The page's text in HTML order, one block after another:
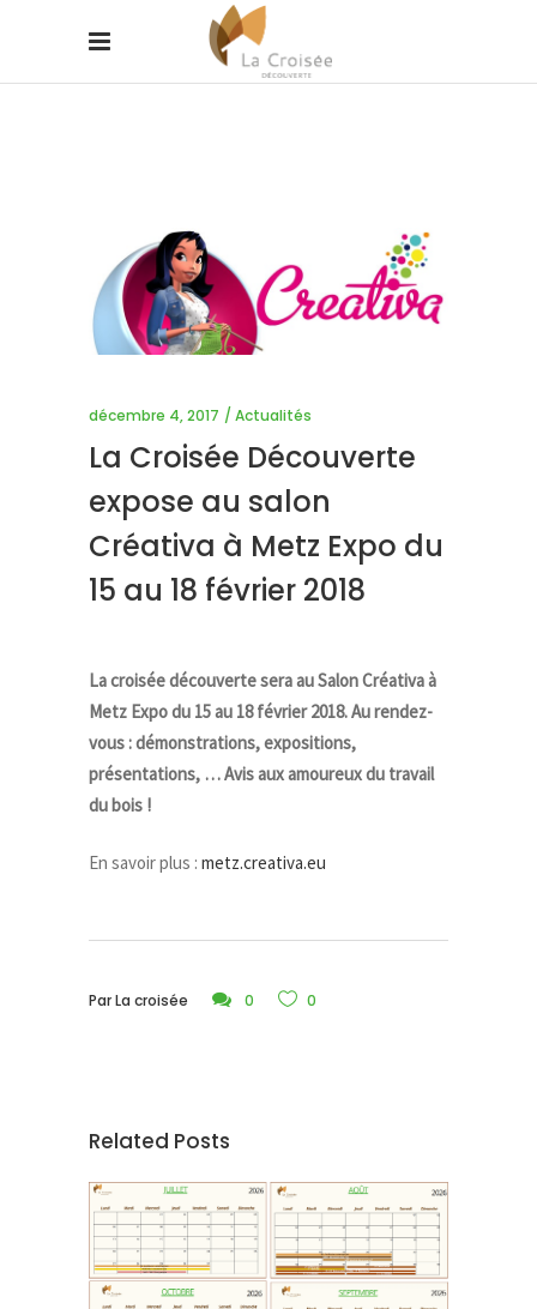
décembre 4, 2017 Actualités
La Croisée Découverte
expose au salon
Créativa à Metz Expo du
15 au 18 février 2018
La croisée découverte sera au Salon Créativa à
Metz Expo du 15 au 18 février 2018. Au rendez-
vous : démonstrations, expositions,
présentations, … Avis aux amoureux du travail
du bois !
En savoir plus : metz.creativa.eu
ParLa croisée 0 0
Related Posts